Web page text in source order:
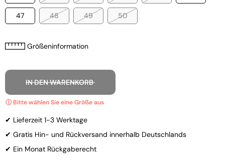
47 48 49 50
Größeninformation
IN DEN WARENKORB
✔ Lieferzeit 1-3 Werktage
✔ Gratis Hin- und Rückversand innerhalb Deutschlands
✔ Ein Monat Rückgaberecht